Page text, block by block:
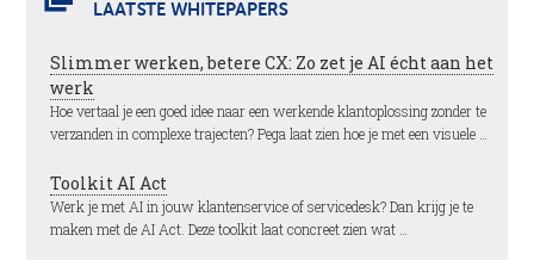
LAATSTE WHITEPAPERS
Slimmer werken, betere CX: Zo zet je AI écht aan het
werk
Hoe vertaal je een goed idee naar een werkende klantoplossing zonder te
verzanden in complexe trajecten? Pega laat zien hoe je met een visuele …
Toolkit AI Act
Werk je met AI in jouw klantenservice of servicedesk? Dan krijg je te
maken met de AI Act. Deze toolkit laat concreet zien wat …